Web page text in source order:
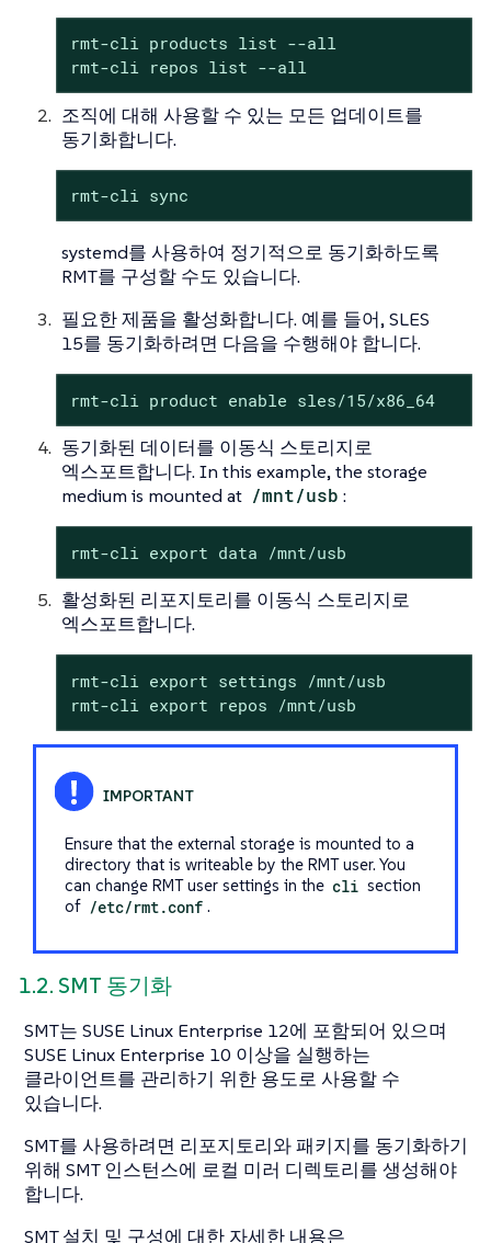
rmt-cli products list --all
rmt-cli repos list --all
조직에 대해 사용할 수 있는 모든 업데이트를
동기화합니다.
rmt-cli sync
systemd를 사용하여 정기적으로 동기화하도록
RMT를 구성할 수도 있습니다.
필요한 제품을 활성화합니다. 예를 들어, SLES
15를 동기화하려면 다음을 수행해야 합니다.
rmt-cli product enable sles/15/x86_64
동기화된 데이터를 이동식 스토리지로
엑스포트합니다. In this example, the storage
medium is mounted at /mnt/usb :
rmt-cli export data /mnt/usb
활성화된 리포지토리를 이동식 스토리지로
엑스포트합니다.
rmt-cli export settings /mnt/usb
rmt-cli export repos /mnt/usb
Ensure that the external storage is mounted to a
directory that is writeable by the RMT user. You
can change RMT user settings in the cli section
of /etc/rmt.conf .
1.2. SMT 동기화
SMT는 SUSE Linux Enterprise 12에 포함되어 있으며
SUSE Linux Enterprise 10 이상을 실행하는
클라이언트를 관리하기 위한 용도로 사용할 수
있습니다.
SMT를 사용하려면 리포지토리와 패키지를 동기화하기
위해 SMT 인스턴스에 로컬 미러 디렉토리를 생성해야
합니다.
SMT 설치 및 구성에 대한 자세한 내용은